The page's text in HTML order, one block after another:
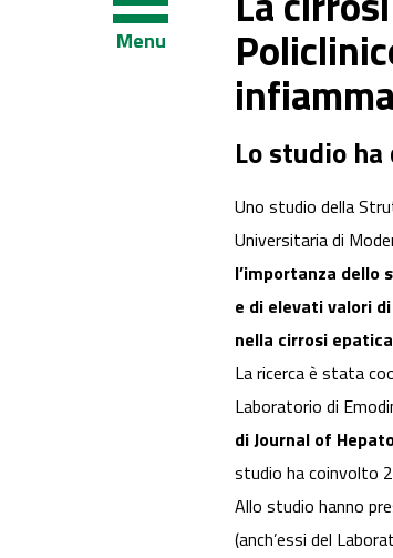
pazienti
Menu
Lo studio
Uno studio della
Universitaria di
l’importanza
e di elevati valori
nella cirrosi epatica
La ricerca è stata
Laboratorio di
di Journal of
studio ha coinvolto
Allo studio hanno
(anch’essi del